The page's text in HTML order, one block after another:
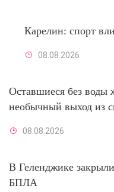
Карелин: спорт
08.08.2026
Оставшиеся без воды
необычный выход из
08.08.2026
В Геленджике
БПЛА